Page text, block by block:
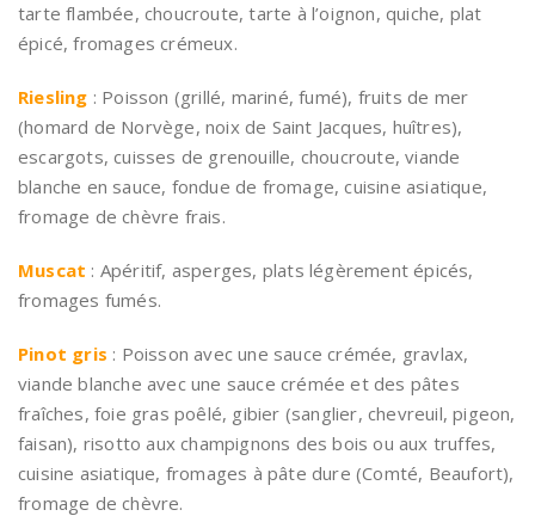
tarte flambée, choucroute, tarte à l’oignon, quiche, plat
épicé, fromages crémeux.
Riesling : Poisson (grillé, mariné, fumé), fruits de mer
(homard de Norvège, noix de Saint Jacques, huîtres),
escargots, cuisses de grenouille, choucroute, viande
blanche en sauce, fondue de fromage, cuisine asiatique,
fromage de chèvre frais.
Muscat : Apéritif, asperges, plats légèrement épicés,
fromages fumés.
Pinot gris : Poisson avec une sauce crémée, gravlax,
viande blanche avec une sauce crémée et des pâtes
fraîches, foie gras poêlé, gibier (sanglier, chevreuil, pigeon,
faisan), risotto aux champignons des bois ou aux truffes,
cuisine asiatique, fromages à pâte dure (Comté, Beaufort),
fromage de chèvre.